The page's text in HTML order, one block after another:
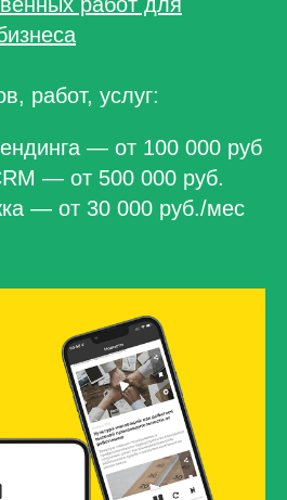
работ, услуг:
— от 100 000 руб
— от 500 000 руб.
— от 30 000 руб./мес